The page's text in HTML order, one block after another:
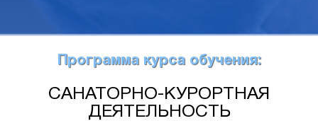
Программа курса обучения:
САНАТОРНО-КУРОРТНАЯ
ДЕЯТЕЛЬНОСТЬ